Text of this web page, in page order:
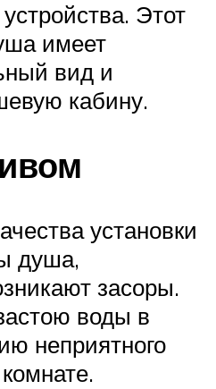
Этот
имеет
вид и
кабину.
установки
душа,
засоры.
воды в
неприятного